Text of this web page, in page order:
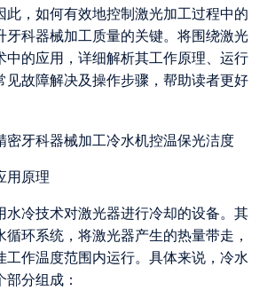
此，如何有效地控制激光加工过程中的
牙科器械加工质量的关键。将围绕激光
中的应用，详细解析其工作原理、运行
见故障解决及操作步骤，帮助读者更好
用原理
水冷技术对激光器进行冷却的设备。其
循环系统，将激光器产生的热量带走，
工作温度范围内运行。具体来说，冷水
分组成：